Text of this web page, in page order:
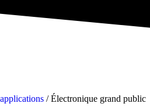
/ Électronique grand public